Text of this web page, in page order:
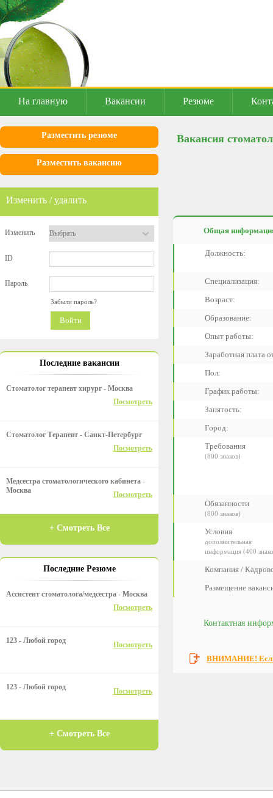
На главную Вакансии Резюме
Разместить резюме
Разместить вакансию
Изменить / удалить
Изменить
ID
Пароль
Забыли пароль?
Войти
Последние вакансии
Стоматолог терапевт хирург - Москва
Посмотреть
Стоматолог Терапевт - Санкт-Петербург
Посмотреть
Медсестра стоматологического кабинета -
Москва
Посмотреть
+ Смотреть Все
Последние Резюме
Ассистент стоматолога/медсестра - Москва
Посмотреть
123 - Любой город Посмотреть
123 - Любой город Посмотреть
+ Смотреть Все
Вакансия
Общая
Должность:
Специализация:
Возраст:
Образование:
Опыт работы:
Заработная плата
Пол:
График работы:
Занятость:
Город:
Требования
(800 знаков)
Обязанности
(800 знаков)
Условия
дополнительная
информация (400
Компания /
Размещение
Контактная
ВНИМАНИЕ! Если